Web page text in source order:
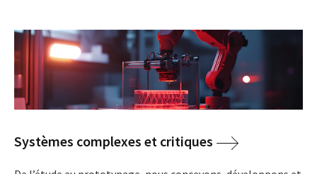
Systèmes complexes et critiques